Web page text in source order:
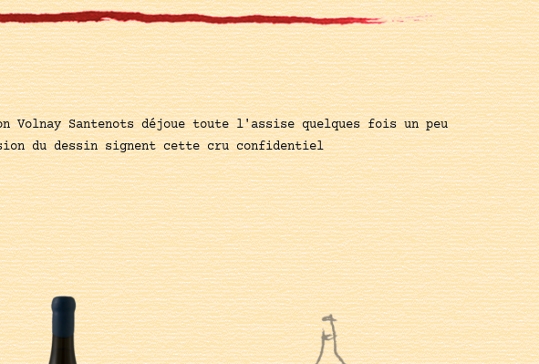
Volnay Santenots déjoue toute l'assise quelques fois un peu
du dessin signent cette cru confidentiel